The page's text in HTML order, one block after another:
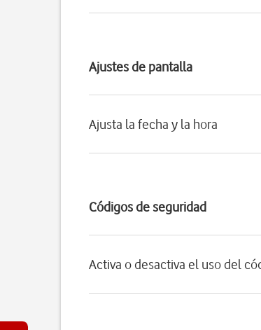
Ajustes de pantalla
Ajusta la fecha y la hora
Códigos de seguridad
Activa o desactiva el uso del